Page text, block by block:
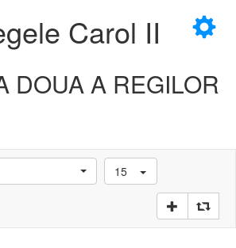
×
Carol II
DOUA A REGILOR
15